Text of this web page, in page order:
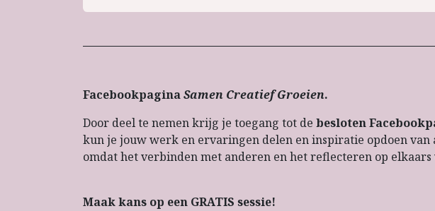
FacebookpaginaSamen Creatief Groeien.
Door deel te nemen krijg je toegang tot de besloten
kun je jouw werk en ervaringen delen en inspiratie opdoen van
omdat het verbinden met anderen en het reflecteren op
Maak kans op een GRATIS sessie!